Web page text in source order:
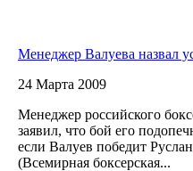
Менеджер Валуева назвал
24 Марта 2009
Менеджер российского
заявил, что бой его
если Валуев победит
(Всемирная боксерская...